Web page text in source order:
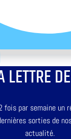
LETTRE
fois par semaine un
sorties de
actualité.